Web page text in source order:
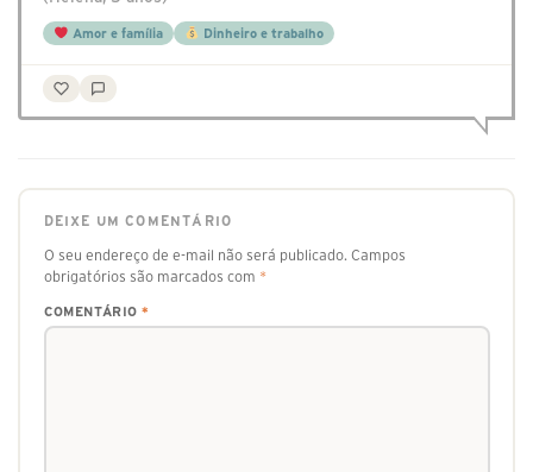
Amor e família Dinheiro e trabalho
DEIXE UM COMENTÁRIO
O seu endereço de e-mail não será publicado. Campos
obrigatórios são marcados com *
COMENTÁRIO *